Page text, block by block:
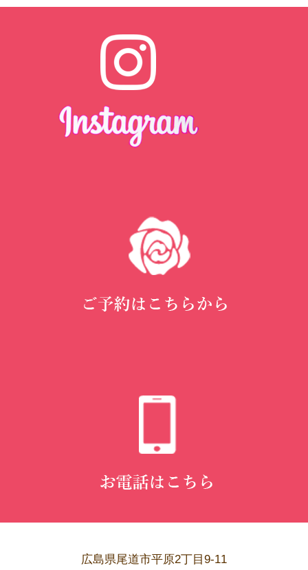
広島県尾道市平原2丁目9-11